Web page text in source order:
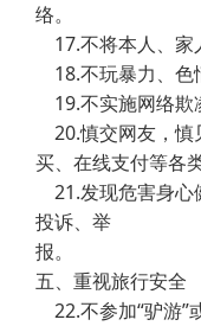
络。
17.不将本人、家
18.不玩暴力、色
19.不实施网络欺
20.慎交网友，慎
买、在线支付等各
21.发现危害身心
投诉、举
报。
五、重视旅行安全
22.不参加“驴游”